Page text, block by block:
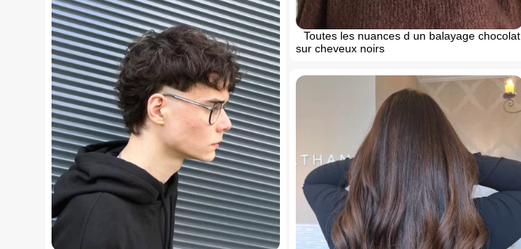
Toutes les nuances d un balayage chocolat
sur cheveux noirs